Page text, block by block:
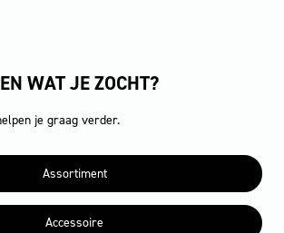
WAT JE ZOCHT?
je graag verder.
Assortiment
Accessoire